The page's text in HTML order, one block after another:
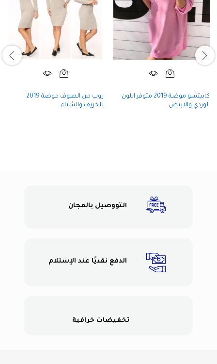
كابيتشو موضة 2019 متوفر اللون
الوردي والابيض
روب من الصوف موضة 2019
للخريف والشتاء
التووصيل بالمجان
الدفع نقديًا عند الإستلام
تخفيضات خرافية